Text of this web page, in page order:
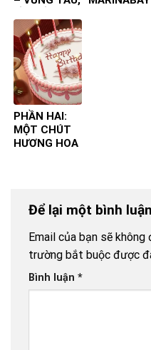
TIÊN TA ĐẾN
PHẦN HAI:
MỘT CHÚT
HƯƠNG HOA
Để lại một bình luận
Email của bạn sẽ
trường bắt buộc được
Bình luận *